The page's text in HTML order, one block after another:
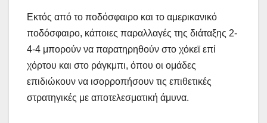
Εκτός από το ποδόσφαιρο και το αμερικανικό
ποδόσφαιρο, κάποιες παραλλαγές της διάταξης 2-
4-4 μπορούν να παρατηρηθούν στο χόκεϊ επί
χόρτου και στο ράγκμπι, όπου οι ομάδες
επιδιώκουν να ισορροπήσουν τις επιθετικές
στρατηγικές με αποτελεσματική άμυνα.